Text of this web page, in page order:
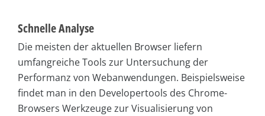
Schnelle Analyse
Die meisten der aktuellen Browser liefern
umfangreiche Tools zur Untersuchung der
Performanz von Webanwendungen. Beispielsweise
findet man in den Developertools des Chrome-
Browsers Werkzeuge zur Visualisierung von